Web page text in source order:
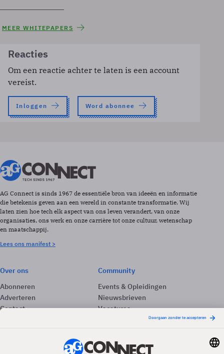
MEER WHITEPAPERS
Reacties
Om een reactie achter te laten is een account
vereist.
Inloggen Word abonnee
AG Connect is sinds 1967 de essentiële bron van ideeën en informatie
die betekenis geven aan een wereld in constante transformatie. Wij
laten zien hoe tech elk aspect van ons leven verandert, van onze
organisaties, ons werk en onze carrière tot onze cultuur, wetenschap
en maatschappij.
Lees ons manifest >
Over ons
Abonneren
Adverteren
Contact
Community
Events & Opleidingen
Nieuwsbrieven
Vacatures